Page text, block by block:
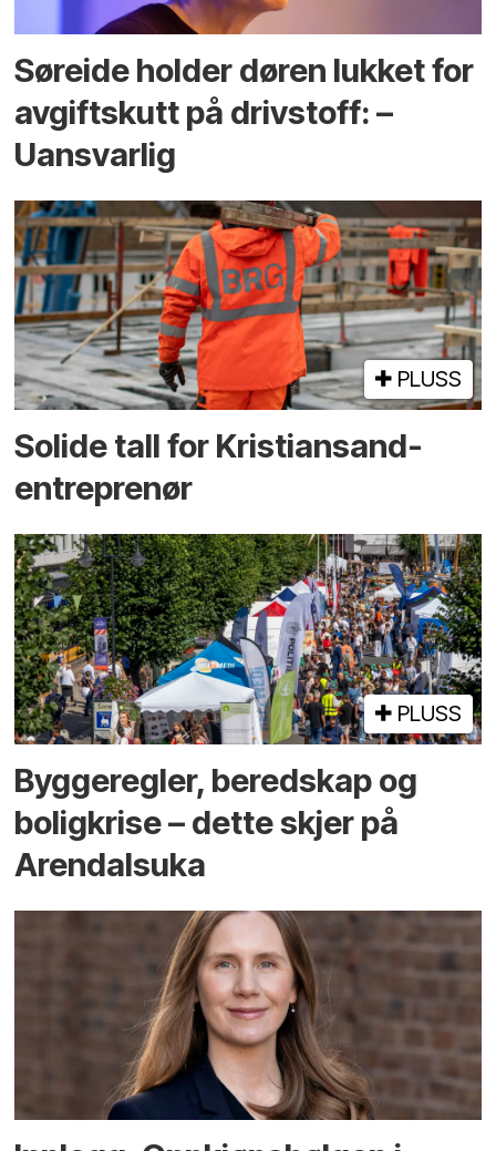
Søreide holder døren lukket for
avgiftskutt på drivstoff: –
Uansvarlig
PLUSS
Solide tall for Kristiansand-
entreprenør
PLUSS
Bygge­regler, beredskap og
bolig­krise – dette skjer på
Arendals­uka